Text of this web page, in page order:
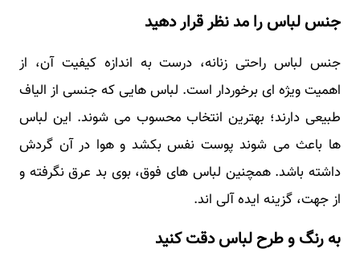
جنس لباس را مد نظر قرار دهید
جنس لباس راحتی زنانه، درست به اندازه کیفیت آن، از
اهمیت ویژه ای برخوردار است. لباس هایی که جنسی از الیاف
طبیعی دارند؛ بهترین انتخاب محسوب می شوند. این لباس
ها باعث می شوند پوست نفس بکشد و هوا در آن گردش
داشته باشد. همچنین لباس های فوق، بوی بد عرق نگرفته و
از جهت، گزینه ایده آلی اند.
به رنگ و طرح لباس دقت کنید